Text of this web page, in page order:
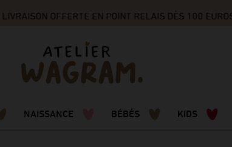
OFFERTE EN POINT RELAIS DÈS 100 EUROS
NAISSANCE BÉBÉS KIDS